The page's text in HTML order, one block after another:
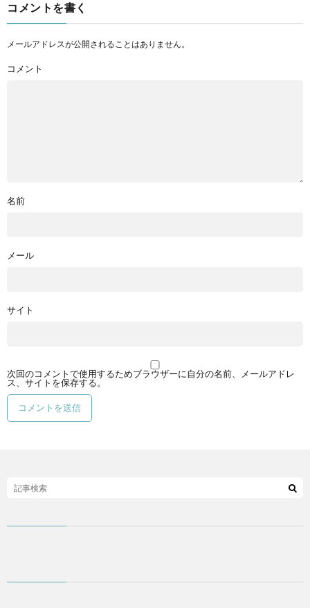
コメントを書く
メールアドレスが公開されることはありません。
コメント
名前
メール
サイト
次回のコメントで使用するためブラウザーに自分の名前、メールアドレ
ス、サイトを保存する。